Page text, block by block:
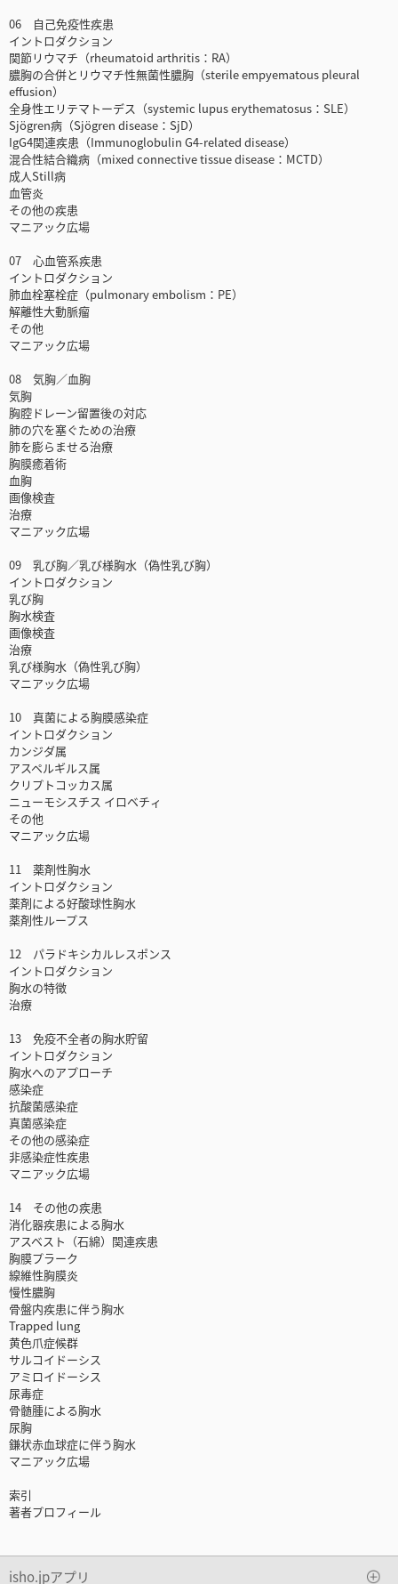
06 自己免疫性疾患
イントロダクション
関節リウマチ（rheumatoid arthritis：RA）
膿胸の合併とリウマチ性無菌性膿胸（sterile empyematous pleural
effusion）
全身性エリテマトーデス（systemic lupus erythematosus：SLE）
Sjögren病（Sjögren disease：SjD）
IgG4関連疾患（Immunoglobulin G4-related disease）
混合性結合織病（mixed connective tissue disease：MCTD）
成人Still病
血管炎
その他の疾患
マニアック広場
07 心血管系疾患
イントロダクション
肺血栓塞栓症（pulmonary embolism：PE）
解離性大動脈瘤
その他
マニアック広場
08 気胸／血胸
気胸
胸腔ドレーン留置後の対応
肺の穴を塞ぐための治療
肺を膨らませる治療
胸膜癒着術
血胸
画像検査
治療
マニアック広場
09 乳び胸／乳び様胸水（偽性乳び胸）
イントロダクション
乳び胸
胸水検査
画像検査
治療
乳び様胸水（偽性乳び胸）
マニアック広場
10 真菌による胸膜感染症
イントロダクション
カンジダ属
アスペルギルス属
クリプトコッカス属
ニューモシスチス イロベチィ
その他
マニアック広場
11 薬剤性胸水
イントロダクション
薬剤による好酸球性胸水
薬剤性ループス
12 パラドキシカルレスポンス
イントロダクション
胸水の特徴
治療
13 免疫不全者の胸水貯留
イントロダクション
胸水へのアプローチ
感染症
抗酸菌感染症
真菌感染症
その他の感染症
非感染症性疾患
マニアック広場
14 その他の疾患
消化器疾患による胸水
アスベスト（石綿）関連疾患
胸膜プラーク
線維性胸膜炎
慢性膿胸
骨盤内疾患に伴う胸水
Trapped lung
黄色爪症候群
サルコイドーシス
アミロイドーシス
尿毒症
骨髄腫による胸水
尿胸
鎌状赤血球症に伴う胸水
マニアック広場
索引
著者プロフィール
isho.jpアプリ